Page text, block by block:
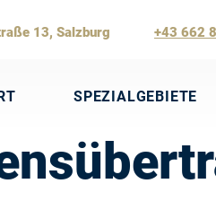
13, Salzburg +43 662
SPEZIALGEBIETE